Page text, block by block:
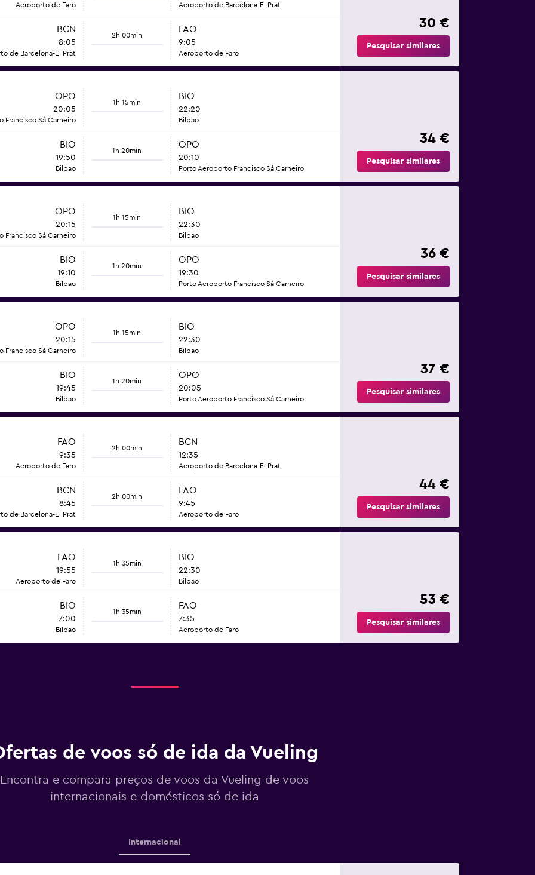
Aeroporto de Faro Aeroporto de Barcelona-El Prat
BCN
8:05
de Barcelona-El Prat
2h 00min
FAO
9:05
Aeroporto de Faro
30 €
Pesquisar similares
OPO
20:05
Francisco Sá Carneiro
1h 15min
BIO
22:20
Bilbao
BIO
19:50
Bilbao
1h 20min
OPO
20:10
Porto Aeroporto Francisco Sá Carneiro
34 €
Pesquisar similares
OPO
20:15
Francisco Sá Carneiro
1h 15min
BIO
22:30
Bilbao
BIO
19:10
Bilbao
1h 20min
OPO
19:30
Porto Aeroporto Francisco Sá Carneiro
36 €
Pesquisar similares
OPO
20:15
Francisco Sá Carneiro
1h 15min
BIO
22:30
Bilbao
BIO
19:45
Bilbao
1h 20min
OPO
20:05
Porto Aeroporto Francisco Sá Carneiro
37 €
Pesquisar similares
FAO
9:35
Aeroporto de Faro
2h 00min
BCN
12:35
Aeroporto de Barcelona-El Prat
BCN
8:45
de Barcelona-El Prat
2h 00min
FAO
9:45
Aeroporto de Faro
44 €
Pesquisar similares
FAO
19:55
Aeroporto de Faro
1h 35min
BIO
22:30
Bilbao
BIO
7:00
Bilbao
1h 35min
FAO
7:35
Aeroporto de Faro
53 €
Pesquisar similares
de voos só de ida da Vueling
Encontra e compara preços de voos da Vueling de voos
internacionais e domésticos só de ida
Internacional